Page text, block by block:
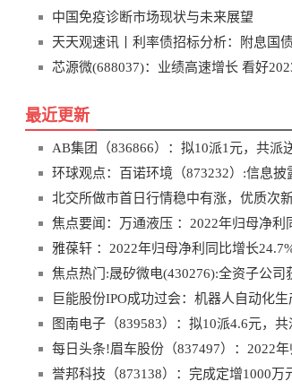
中国免疫诊断市场现状与未来展望
天天观速讯丨利率债招标分析：附息国
发 附息农发债23年第1、2期新发
芯源微(688037)：业绩高速增长 看好
最近更新
AB集团（836866）：拟10派1元，共派
环球观点：百诺环境（873232）:信息
北交所做市首日行情稳中有涨，优质次
焦点要闻：万通液压 ：2022年归母净利
雅葆轩 ：2022年归母净利同比增长
焦点热门:晟矽微电(430276):全资子公司
巨能股份IPO成功过会：机器人自动化
图南电子（839583）：拟10派4.6元，
每日头条!眉车股份（837497）：2022
誉邦科技（873138）：完成定增1000万